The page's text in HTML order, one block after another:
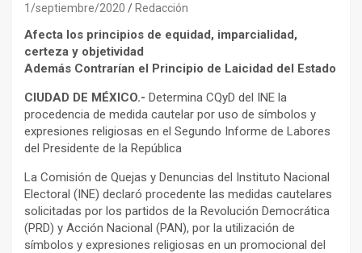
1/septiembre/2020 Redacción
Afecta los principios de equidad, imparcialidad,
certeza y objetividad
Además Contrarían el Principio de Laicidad del Estado
CIUDAD DE MÉXICO.- Determina CQyD del INE la
procedencia de medida cautelar por uso de símbolos y
expresiones religiosas en el Segundo Informe de Labores
del Presidente de la República
La Comisión de Quejas y Denuncias del Instituto Nacional
Electoral (INE) declaró procedente las medidas cautelares
solicitadas por los partidos de la Revolución Democrática
(PRD) y Acción Nacional (PAN), por la utilización de
símbolos y expresiones religiosas en un promocional del